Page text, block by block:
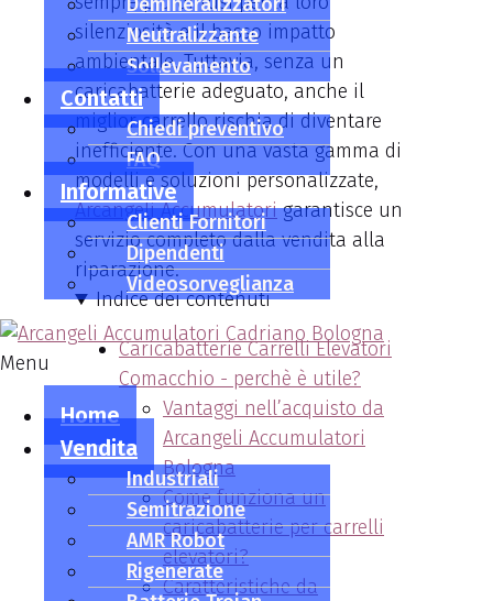
Neutralizzante
Sollevamento
Contatti
Chiedi preventivo
FAQ
Informative
Clienti Fornitori
Dipendenti
Videosorveglianza
Menu
Home
Vendita
Industriali
Semitrazione
AMR Robot
Rigenerate
silenziosità e il basso impatto
ambientale. Tuttavia, senza un
caricabatterie adeguato, anche il
miglior carrello rischia di diventare
inefficiente. Con una vasta gamma di
modelli e soluzioni personalizzate,
Arcangeli Accumulatorigarantisce un
servizio completo dalla vendita alla
riparazione.
Indice dei contenuti
Caricabatterie Carrelli Elevatori
Comacchio - perchè è utile?
Vantaggi nell’acquisto da
Arcangeli Accumulatori
Bologna
Come funziona un
caricabatterie per carrelli
elevatori?
Caratteristiche da